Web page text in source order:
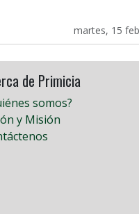
martes, 15
de Primicia
somos?
y Misión